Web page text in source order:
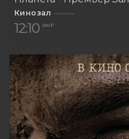
Кинозал
12:10 260 ₽